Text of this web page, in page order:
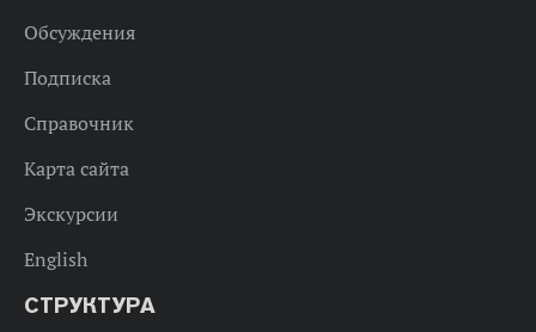
Обсуждения
Подписка
Справочник
Карта сайта
Экскурсии
English
СТРУКТУРА